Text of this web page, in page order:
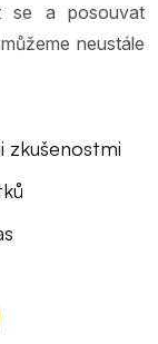
se a posouvat
neustále
zkušenostmi